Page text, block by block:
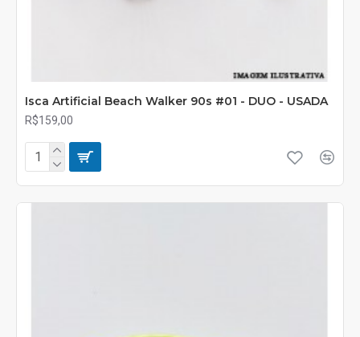
Isca Artificial Beach Walker 90s #01 - DUO - USADA
R$159,00